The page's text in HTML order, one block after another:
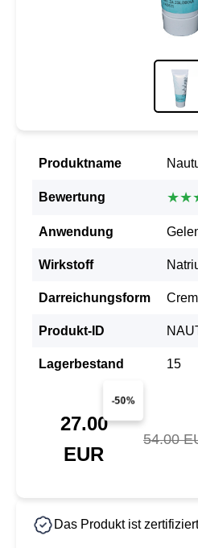
Produktname
Bewertung
Anwendung
Wirkstoff
Darreichungsform
Produkt-ID
Lagerbestand 15
-50%
27.00
EUR
54.00
Das Produkt ist zertifiziert